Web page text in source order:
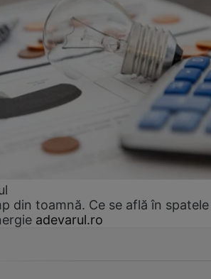
din toamnă. Ce se află în spatele
adevarul.ro